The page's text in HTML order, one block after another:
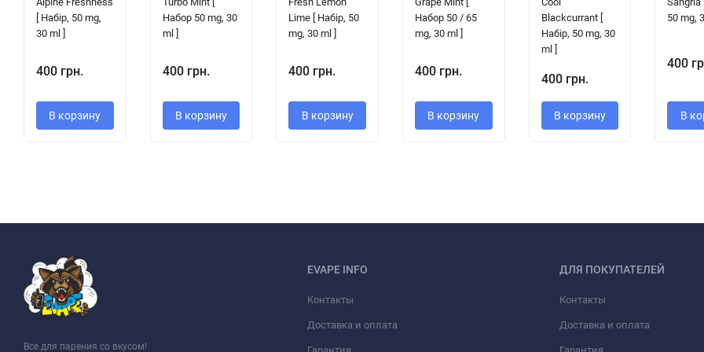
[ Набір, 50 mg,
30 ml ]
400 грн.
В корзину
Набор 50 mg, 30
ml ]
400 грн.
В корзину
Lime [ Набір, 50
mg, 30 ml ]
400 грн.
В корзину
Набор 50 / 65
mg, 30 ml ]
400 грн.
В корзину
Blackcurrant [
Набір, 50 mg, 30
ml ]
400 грн.
В корзину
50 mg,
400
В
Все для парения со вкусом!
EVAPE INFO
Контакты
Доставка и оплата
ДЛЯ ПОКУПАТЕЛЕЙ
Контакты
Доставка и оплата